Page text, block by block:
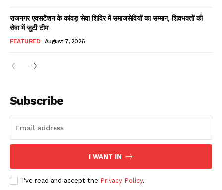
Read Latest News on AIN
NEWS 1 App
राजनगर एक्सटेंशन के कांवड़ सेवा शिविर में समाजसेवियों का सम्मान, शिवभक्तों की
सेवा में जुटी टीम
FEATURED August 7, 2026
Subscribe
I WANT IN
I've read and accept the Privacy Policy.